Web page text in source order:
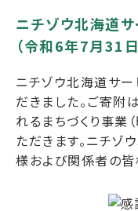
ニチゾウ北海道
（令和6年7月31日
ニチゾウ北海道サ
だきました。ご寄附
れるまちづくり事業
ただきます。ニチ
様および関係者の皆